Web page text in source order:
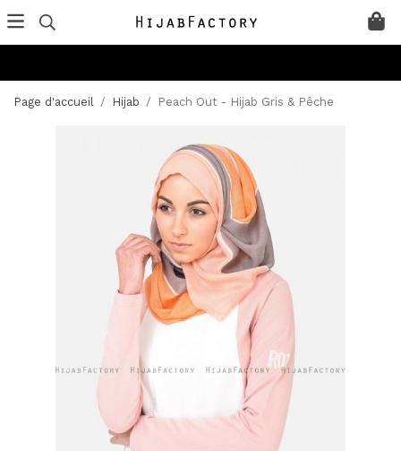
Page d'accueil / Hijab / Peach Out - Hijab Gris & Pêche